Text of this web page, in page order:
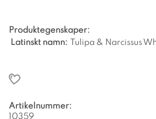
Produktegenskaper:
Latinskt namn: Tulipa & Narcissus
Artikelnummer:
10359